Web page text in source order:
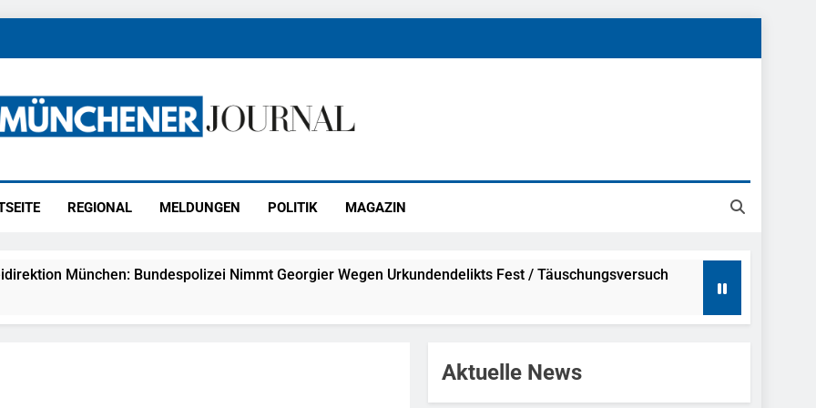
REGIONAL MELDUNGEN POLITIK MAGAZIN
München: Bundespolizei Nimmt Georgier Wegen Urkundendelikts Fest / Täuschungsversuch
München: Notruf Per Knopfdruck / Schnelle Festnahme Nach Sexueller Belästigung
Aktuelle News